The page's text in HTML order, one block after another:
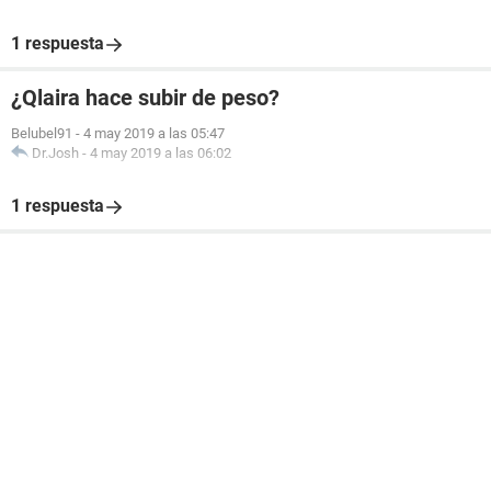
1 respuesta
¿Qlaira hace subir de peso?
Belubel91 - 4 may 2019 a las 05:47
Dr.Josh - 4 may 2019 a las 06:02
1 respuesta